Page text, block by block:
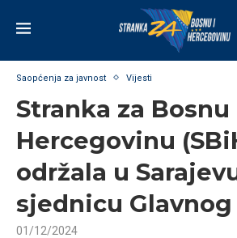
Saopćenja za javnost Vijesti
Stranka za Bosnu
Hercegovinu
održala u
sjednicu Glavnog
01/12/2024